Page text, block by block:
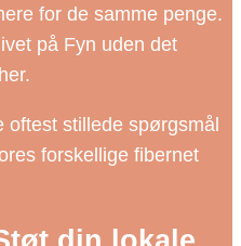
for de samme penge.
på Fyn uden det
oftest stillede spørgsmål
forskellige fibernet